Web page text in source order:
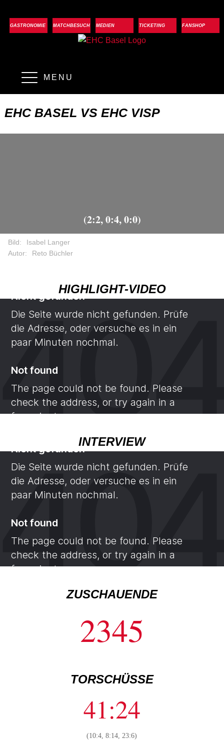
GASTRONOMIE MATCHBESUCH MEDIEN TICKETING FANSHOP
MENU
EHC BASEL VS EHC VISP
(2:2, 0:4, 0:0)
Bild:
Isabel Langer
Autor:
Reto Büchler
HIGHLIGHT-VIDEO
INTERVIEW
ZUSCHAUENDE
2345
TORSCHÜSSE
41:24
(10:4, 8:14, 23:6)